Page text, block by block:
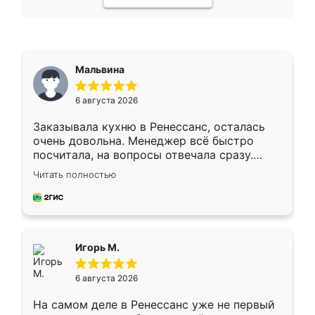
Мальвина
6 августа 2026
Заказывала кухню в Ренессанс, осталась
очень довольна. Менеджер всё быстро
посчитала, на вопросы отвечала сразу.
Замерщик приехал в субботу, подошёл к
делу со всей ответственностью. Собрали
за день, ребята работали аккуратно, даже
Читать полностью
Игорь М.
6 августа 2026
На самом деле в Ренессанс уже не первый